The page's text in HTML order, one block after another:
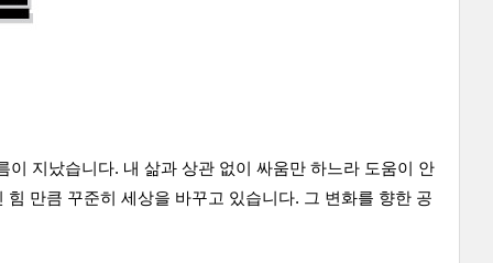
이 지났습니다. 내 삶과 상관 없이 싸움만 하느라 도움이 안
만큼 꾸준히 세상을 바꾸고 있습니다. 그 변화를 향한 공